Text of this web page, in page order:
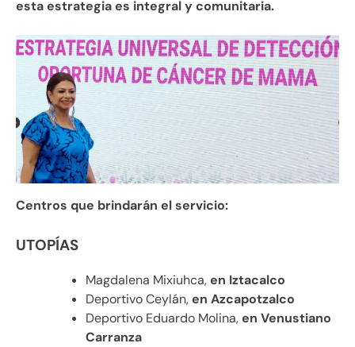
esta estrategia es integral y comunitaria.
Centros que brindarán el servicio:
UTOPÍAS
Magdalena Mixiuhca,en Iztacalco
Deportivo Ceylán,en Azcapotzalco
Deportivo Eduardo Molina,en Venustiano
Carranza